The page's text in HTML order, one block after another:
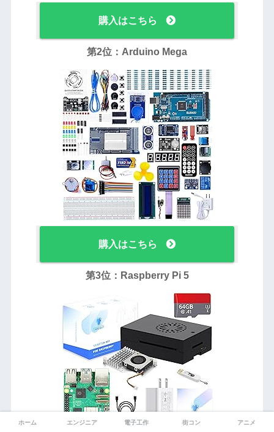
購入はこちら
第2位：Arduino Mega
購入はこちら
第3位：Raspberry Pi 5
ホーム エンジニア 電子工作 街コン アニメ